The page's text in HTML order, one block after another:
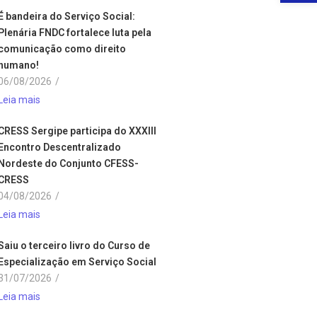
bandeira do Serviço Social:
FNDC fortalece luta pela
como direito
08/2026 /
mais
Sergipe participa do XXXIII
Descentralizado
do Conjunto CFESS-
08/2026 /
mais
o terceiro livro do Curso de
em Serviço Social
07/2026 /
mais